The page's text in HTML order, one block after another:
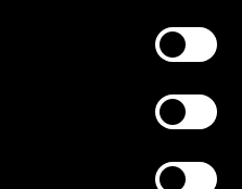
zur Verarbeitung
Sie ist freiwillig,
Anklicken der
Weitere Hinweise